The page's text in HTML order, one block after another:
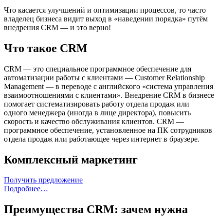
Что касается улучшений и оптимизации процессов, то часто
владелец бизнеса видит выход в «наведении порядка» путём
внедрения CRM — и это верно!
Что такое CRM
CRM — это специальное программное обеспечение для
автоматизации работы с клиентами — Customer Relationship
Management — в переводе с английского «система управления
взаимоотношениями с клиентами». Внедрение CRM в бизнесе
помогает систематизировать работу отдела продаж или
одного менеджера (иногда в лице директора), повысить
скорость и качество обслуживания клиентов. CRM —
программное обеспечение, установленное на ПК сотрудников
отдела продаж или работающее через интернет в браузере.
Комплексный маркетинг
Получить предложение
Подробнее…
Преимущества CRM: зачем нужна